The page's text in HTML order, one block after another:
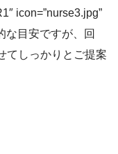
icon=”nurse3.jpg”
な目安ですが、回
てしっかりとご提案